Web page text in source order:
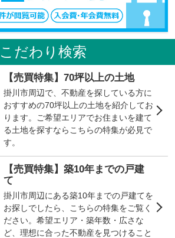
こだわり検索
【売買特集】70坪以上の土地
掛川市周辺で、不動産を探している方に
おすすめの70坪以上の土地を紹介してお
ります。ご希望エリアでお住まいを建て
る土地を探すならこちらの特集が必見で
す。
【売買特集】築10年までの戸建
て
掛川市周辺にある築10年までの戸建てを
お探しでしたら、こちらの特集をご覧く
ださい。希望エリア・築年数・広さな
ど、理想に合った不動産を見つけること